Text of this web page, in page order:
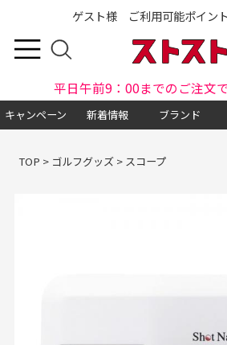
ゲスト様 ご利用可能ポイン
平日午前9：00までのご注文
キャンペーン 新着情報 ブランド
TOP > ゴルフグッズ> スコープ